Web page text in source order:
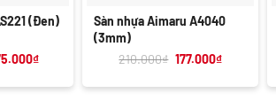
(Đen)
₫Giá
là:
Sàn nhựa Aimaru A4040
(3mm)
210.000₫ Giá
210.000₫.
177.000₫Giá
là: